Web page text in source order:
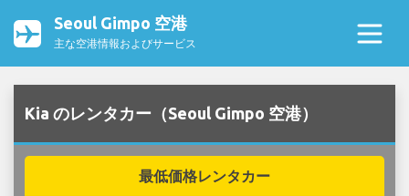
Seoul Gimpo 空港
主な空港情報およびサービス
Kia のレンタカー（Seoul Gimpo 空港）
最低価格レンタカー